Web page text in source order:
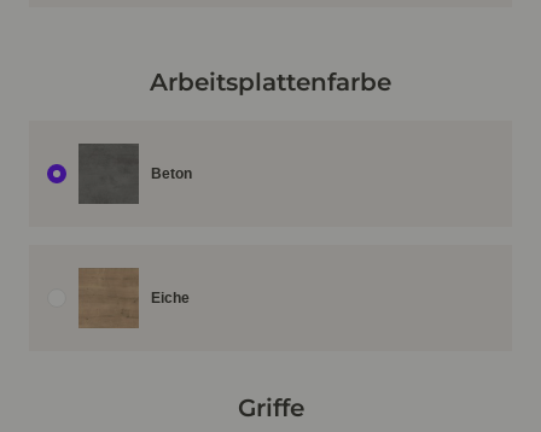
Arbeitsplattenfarbe
Beton
Eiche
Griffe